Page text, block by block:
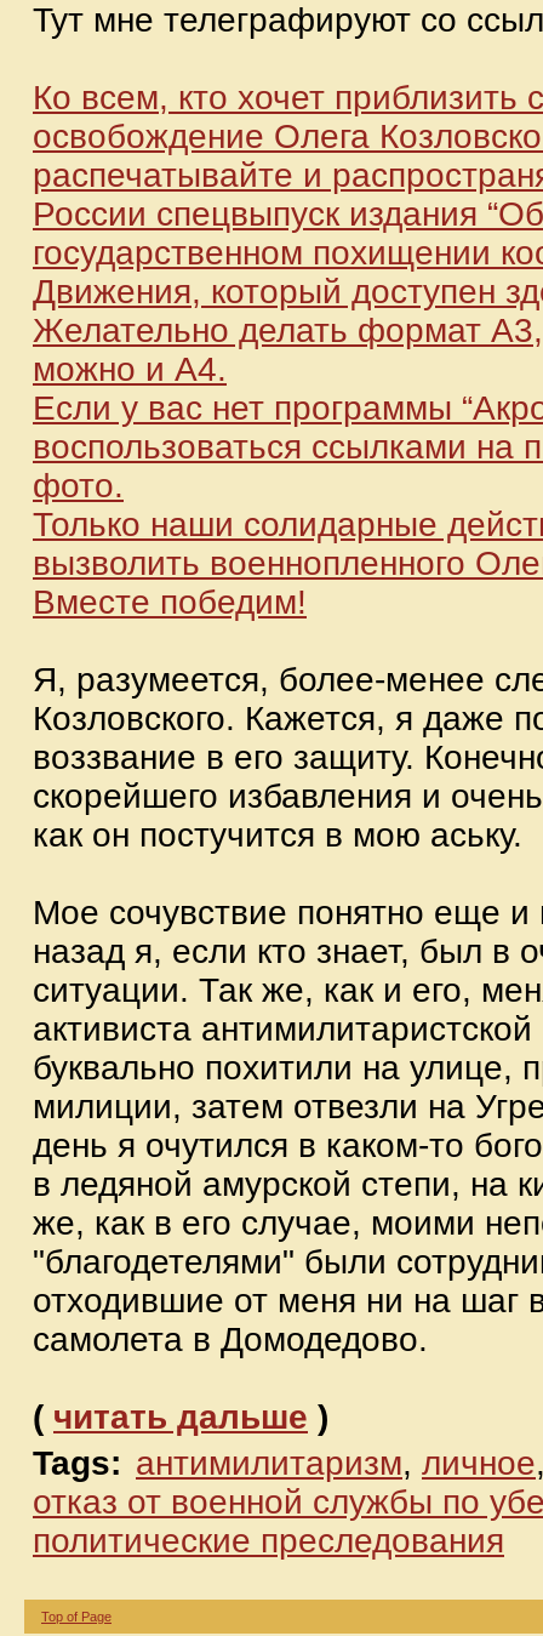
Тут мне телеграфируют со
Ко всем, кто хочет приблизить
освобождение Олега
распечатывайте и
России спецвыпуск издания
государственном похищении
Движения, который доступен
Желательно делать формат
можно и А4.
Если у вас нет программы
воспользоваться ссылками на
фото.
Только наши солидарные
вызволить военнопленного
Вместе победим!
Я, разумеется, более-менее
Козловского. Кажется, я даже
воззвание в его защиту.
скорейшего избавления и
как он постучится в мою аську.
Мое сочувствие понятно еще и
назад я, если кто знает, был в
ситуации. Так же, как и его,
активиста
буквально похитили на улице,
милиции, затем отвезли на
день я очутился в каком-то
в ледяной амурской степи, на
же, как в его случае, моими
"благодетелями" были
отходившие от меня ни на шаг
самолета в Домодедово.
( читать дальше )
Tags: антимилитаризм, личное
отказ от военной службы по
политические преследования
Top of Page